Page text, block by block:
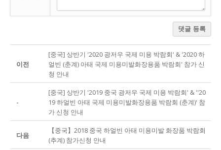
댓글 등록
이전
[중국] 상반기 '2020 광저우 국제 미용 박람회' & '2020 하
얼빈 (춘계) 아태 국제 미용미발화장용품 박람회' 참가 신
청 안내
-
[중국] 상반기 '2019 중국 광저우 국제 미용 박람회' & ''20
19 하얼빈 아태 국제 미용미발화장용품 박람회 (춘계)' 참
가 신청 안내
다음
【중국】2018 중국 하얼빈 아태 미용미발 화장품 박람회
(추계) 참가신청 안내